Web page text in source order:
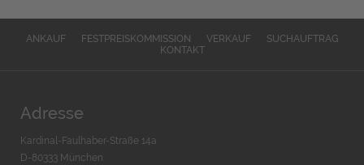
ANKAUF FESTPREISKOMMISSION VERKAUF
SUCHAUFTRAG
KONTAKT
Adresse
Kardinal-Faulhaber-Straße 14a
D-80333 München